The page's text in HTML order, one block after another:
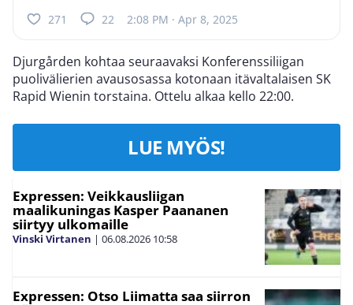
271 22 2:08 PM · Apr 8, 2025
Djurgården kohtaa seuraavaksi Konferenssiliigan
puolivälierien avausosassa kotonaan itävaltalaisen SK
Rapid Wienin torstaina. Ottelu alkaa kello 22:00.
LUE MYÖS!
Expressen: Veikkausliigan
maalikuningas Kasper Paananen
siirtyy ulkomaille
Vinski Virtanen | 06.08.2026 10:58
Expressen: Otso Liimatta saa siirron